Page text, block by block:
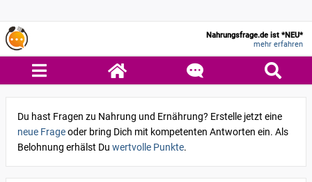
Nahrungsfrage.de ist *NEU*
mehr erfahren
Du hast Fragen zu Nahrung und Ernährung? Erstelle jetzt eine
neue Frageoder bring Dich mit kompetenten Antworten ein. Als
Belohnung erhälst Du wertvolle Punkte.